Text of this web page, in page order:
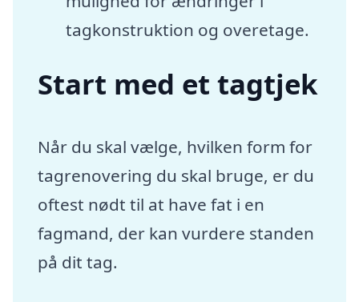
tagkonstruktion og overetage.
Start med et tagtjek
Når du skal vælge, hvilken form for
tagrenovering du skal bruge, er du
oftest nødt til at have fat i en
fagmand, der kan vurdere standen
på dit tag.